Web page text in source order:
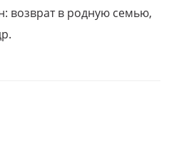
возврат в родную семью,